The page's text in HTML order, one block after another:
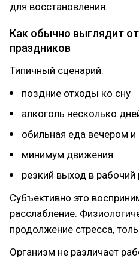
для восстановления.
Как обычно выглядит
праздников
Типичный сценарий:
поздние отходы ко сну
алкоголь несколько
обильная еда вечером
минимум движения
резкий выход в
Субъективно это
расслабление.
продолжение стресса,
Организм не различает